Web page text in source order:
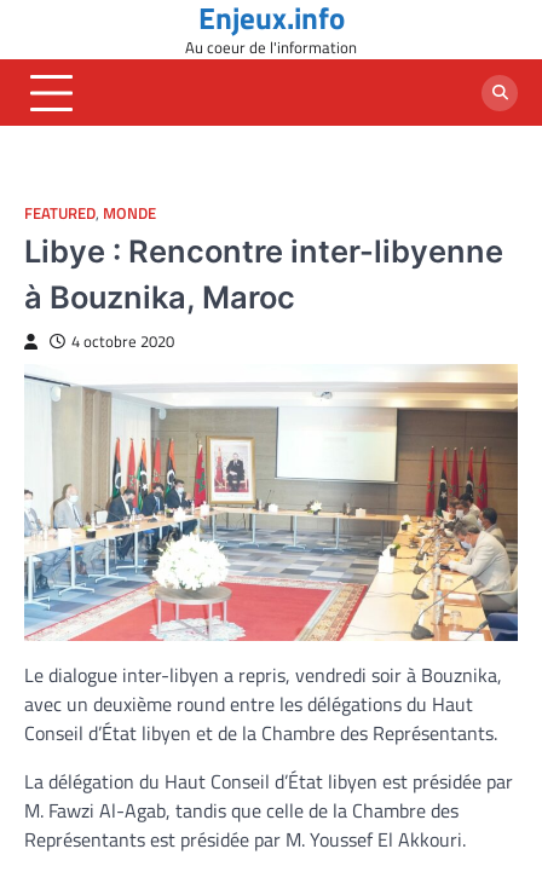
content
Enjeux.info
Au coeur de l'information
FEATURED, MONDE
Libye : Rencontre inter-libyenne
à Bouznika, Maroc
4 octobre 2020
Le dialogue inter-libyen a repris, vendredi soir à Bouznika,
avec un deuxième round entre les délégations du Haut
Conseil d’État libyen et de la Chambre des Représentants.
La délégation du Haut Conseil d’État libyen est présidée par
M. Fawzi Al-Agab, tandis que celle de la Chambre des
Représentants est présidée par M. Youssef El Akkouri.